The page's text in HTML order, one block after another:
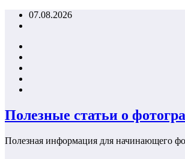
Перейти07.08.2026
Полезные статьи о
Полезная информация для начинающего